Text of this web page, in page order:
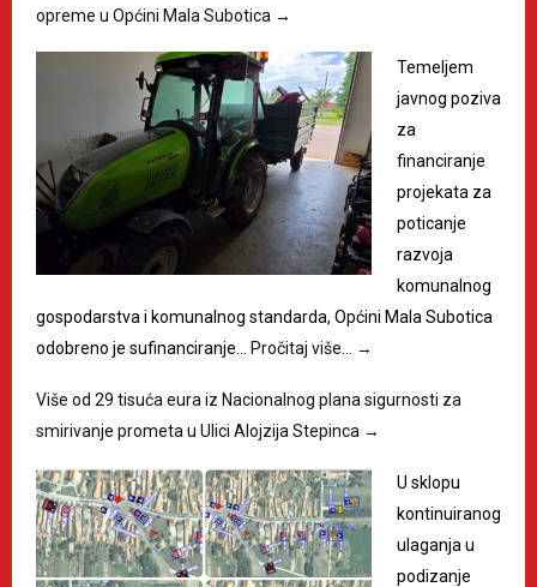
opreme u Općini Mala Subotica →
Temeljem
javnog poziva
za
financiranje
projekata za
poticanje
razvoja
komunalnog
gospodarstva i komunalnog standarda, Općini Mala Subotica
odobreno je sufinanciranje… Pročitaj više… →
Više od 29 tisuća eura iz Nacionalnog plana sigurnosti za
smirivanje prometa u Ulici Alojzija Stepinca →
U sklopu
kontinuiranog
ulaganja u
podizanje